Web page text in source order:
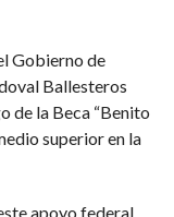
Gobierno de
Ballesteros
de la Beca “Benito
superior en la
apoyo federal